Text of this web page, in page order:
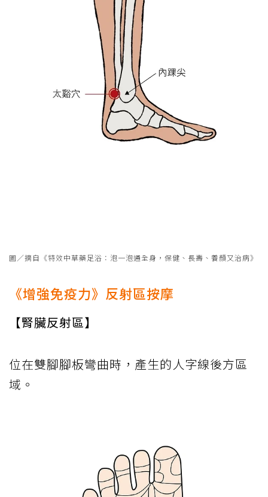
圖／摘自《特效中草藥足浴：泡一泡通全身，保健、長壽、養顏又治病》
《增強免疫力》反射區按摩
【腎臟反射區】
位在雙腳腳板彎曲時，產生的人字線後方區
域。